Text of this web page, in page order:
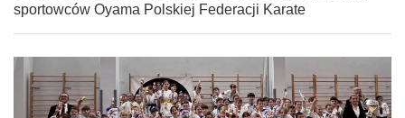
sportowców Oyama Polskiej Federacji Karate